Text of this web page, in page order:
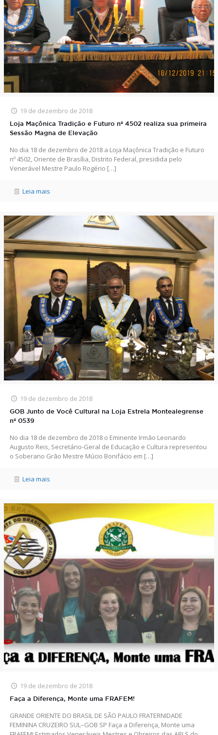
19 de dezembro de 2018
Loja Maçônica Tradição e Futuro nº 4502 realiza sua primeira
Sessão Magna de Elevação
No dia 18 de dezembro de 2018 a Loja Maçônica Tradição e Futuro
nº 4502, Oriente de Brasília, Distrito Federal, presidida pelo
Venerável Mestre Paulo Rogério […]
Leia mais
19 de dezembro de 2018
GOB Junto de Você Cultural na Loja Estrela Montealegrense
nº 0539
No dia 18 de dezembro de 2018 o Eminente Irmão Leonardo
Augusto Reis, Secretário-Geral de Educação e Cultura representou
o Soberano Grão Mestre Múcio Bonifácio em […]
Leia mais
19 de dezembro de 2018
Faça a Diferença, Monte uma FRAFEM!
GRANDE ORIENTE DO BRASIL DE SÃO PAULO FRATERNIDADE
FEMININA CRUZEIRO SUL–GOB SP Faça a Diferença, Monte uma